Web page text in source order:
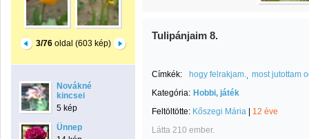
3/76oldal (603 kép)
Novákné
kincsei
5 kép
Ünnep
Tulipánjaim 8.
Címkék: hogy felrakjam. most jutottam
Kategória: Hobbi, játék
Feltöltötte: Kőszegi Mária
12 éve
Látta 210 ember.